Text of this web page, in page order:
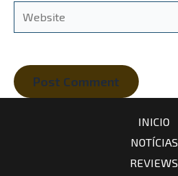
Website
INICIO
NOTÍCIAS
REVIEWS